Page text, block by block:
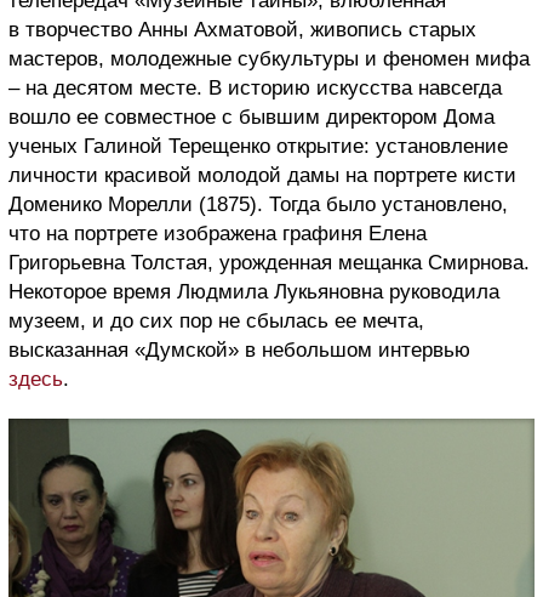
в творчество Анны Ахматовой, живопись старых
мастеров, молодежные субкультуры и феномен мифа
– на десятом месте. В историю искусства навсегда
вошло ее совместное с бывшим директором Дома
ученых Галиной Терещенко открытие: установление
личности красивой молодой дамы на портрете кисти
Доменико Морелли (1875). Тогда было установлено,
что на портрете изображена графиня Елена
Григорьевна Толстая, урожденная мещанка Смирнова.
Некоторое время Людмила Лукьяновна руководила
музеем, и до сих пор не сбылась ее мечта,
высказанная «Думской» в небольшом интервью
здесь.